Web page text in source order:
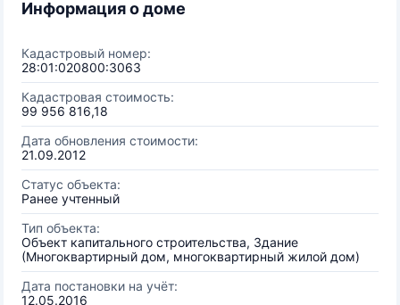
Информация о доме
Кадастровый номер:
28:01:020800:3063
Кадастровая стоимость:
99 956 816,18
Дата обновления стоимости:
21.09.2012
Статус объекта:
Ранее учтенный
Тип объекта:
Объект капитального строительства, Здание
(Многоквартирный дом, многоквартирный жилой дом)
Дата постановки на учёт:
12.05.2016